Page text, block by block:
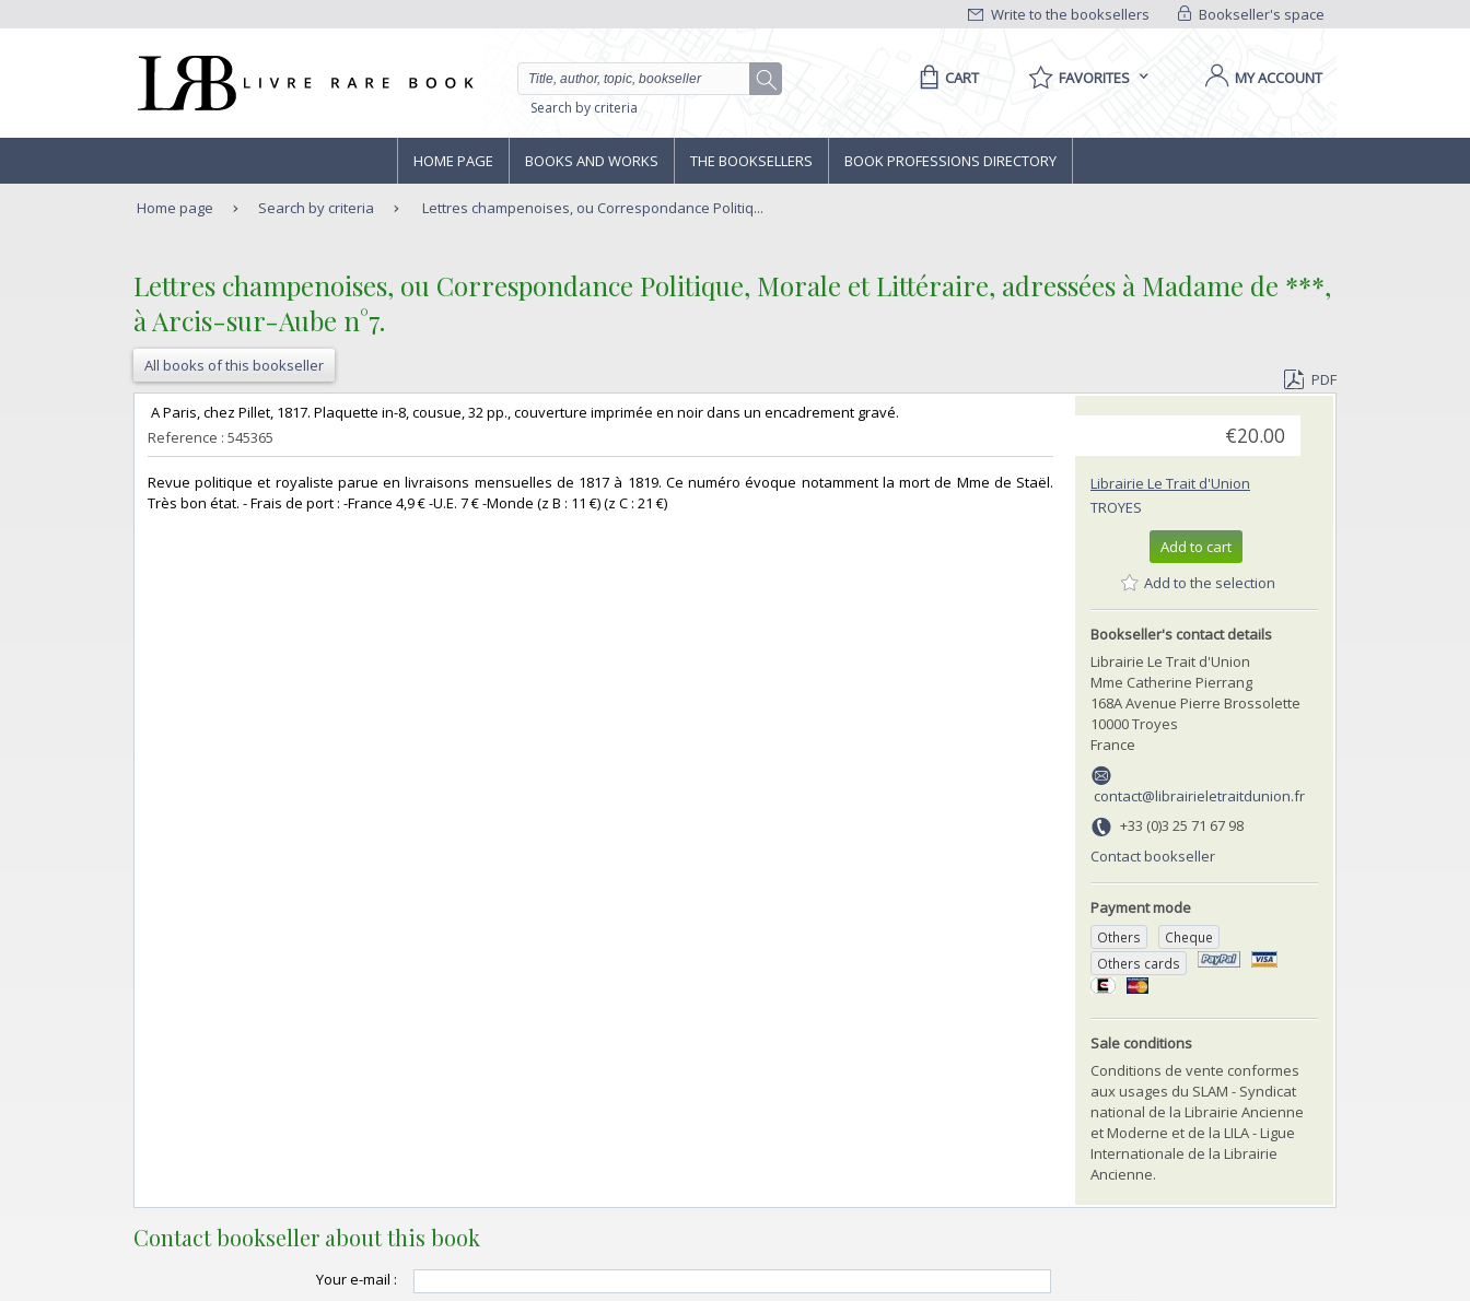
Bookseller's space
Write to the booksellers
Search by criteria
CART FAVORITES MY ACCOUNT
HOME PAGE BOOKS AND WORKS THE BOOKSELLERS BOOK PROFESSIONS DIRECTORY
Home page Search by criteria Lettres champenoises, ou Correspondance Politiq...
‎Lettres champenoises, ou Correspondance Politique, Morale et Littéraire, adressées à Madame de ***,
à Arcis-sur-Aube n°7.‎
All books of this bookseller
PDF
‎ A Paris, chez Pillet, 1817. Plaquette in-8, cousue, 32 pp., couverture imprimée en noir dans un encadrement gravé. ‎
Reference : 545365
‎Revue politique et royaliste parue en livraisons mensuelles de 1817 à 1819. Ce numéro évoque notamment la mort de Mme de Staël.
Très bon état. - Frais de port : -France 4,9 € -U.E. 7 € -Monde (z B : 11 €) (z C : 21 €) ‎
€20.00
Librairie Le Trait d'Union
TROYES
Add to cart
Add to the selection
Bookseller's contact details
Librairie Le Trait d'Union
Mme Catherine Pierrang
168A Avenue Pierre Brossolette
10000 Troyes
France
contact@librairieletraitdunion.fr
+33 (0)3 25 71 67 98
Contact bookseller
Payment mode
Others
Cheque
Others cards
Sale conditions
Conditions de vente conformes
aux usages du SLAM - Syndicat
national de la Librairie Ancienne
et Moderne et de la LILA - Ligue
Internationale de la Librairie
Ancienne.
Contact bookseller about this book
Your e-mail :